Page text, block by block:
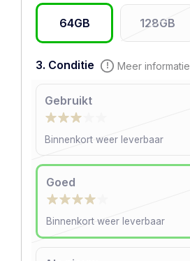
64GB 128GB
3. Conditie Meer informatie
Gebruikt
Binnenkort weer leverbaar
Goed
Binnenkort weer leverbaar